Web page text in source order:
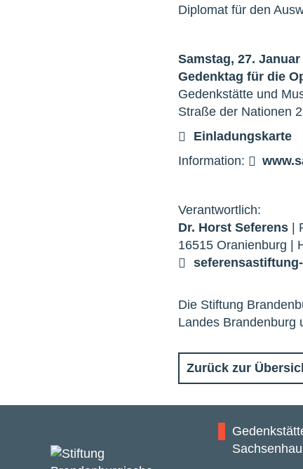
Diplomat für den
Samstag, 27. Januar
Gedenktag für die
Gedenkstätte und
Straße der Nationen
Einladungskarte
Information:
Verantwortlich:
Dr. Horst Seferens|
16515 Oranienburg |
seferensa
Die Stiftung
Landes Brandenburg
Zurück zur